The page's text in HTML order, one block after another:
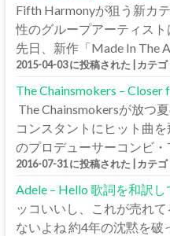
Fifth Harmonyが狙う新カ
性のグループアーティスト
先日、新作「Made In The
2015-04-03 に投稿された カテゴ
The Chainsmokers –
The Chainsmokersが放つ
コンスタントにヒット曲
のプロデューサーコンビ・
2016-07-31 に投稿された カテゴ
Adele – Hello 歌詞を和訳し
ッコいいし、これが売れ
ないよね 約4年の沈黙を